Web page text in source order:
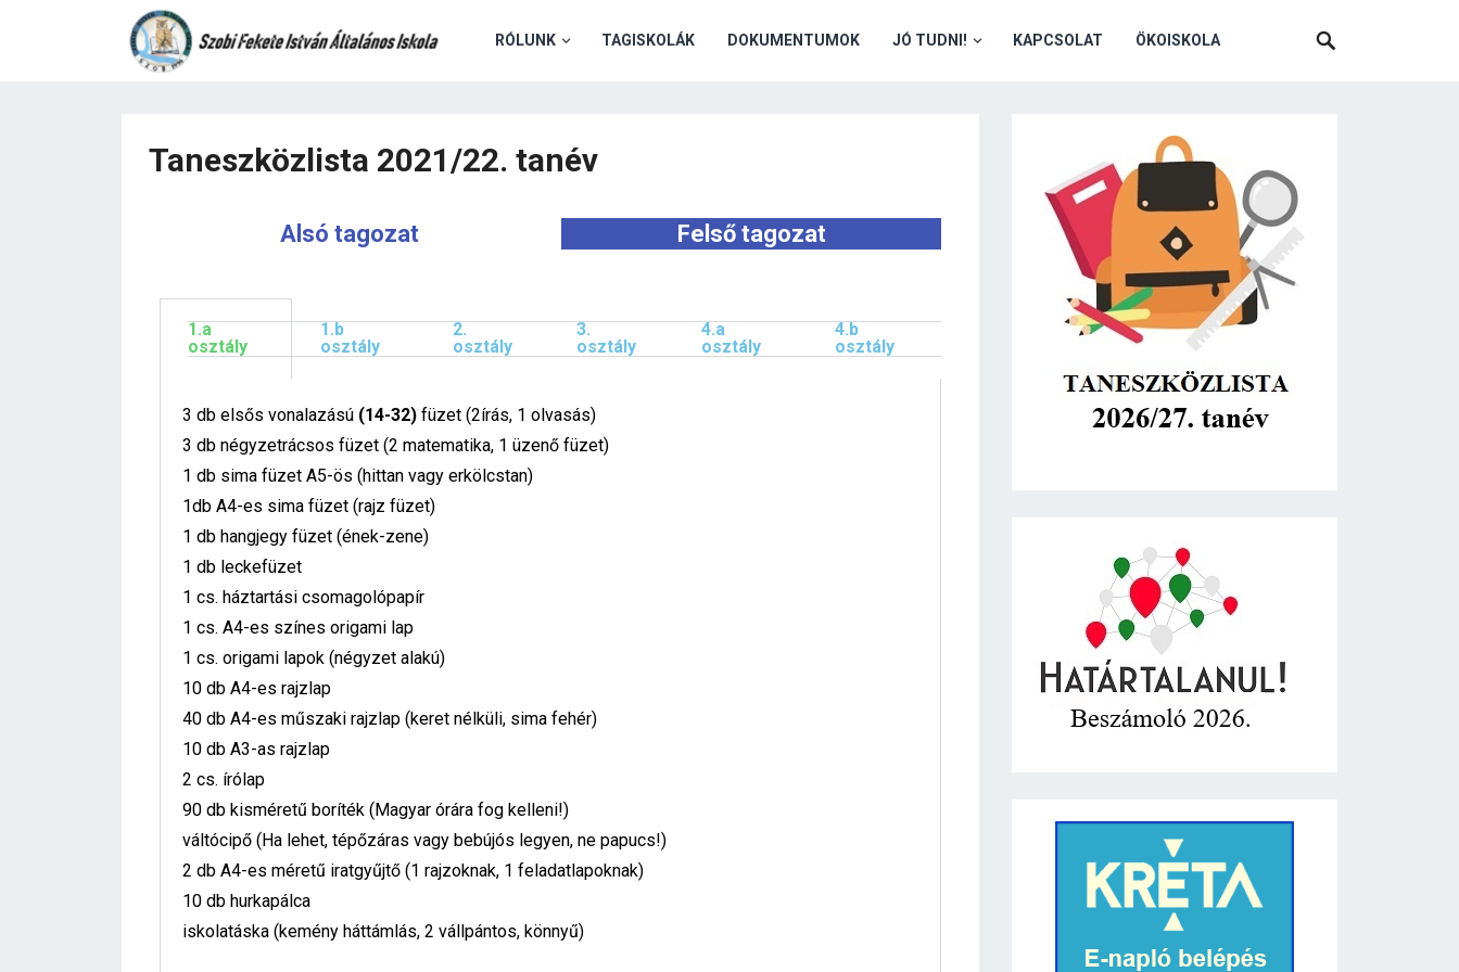
RÓLUNK TAGISKOLÁK DOKUMENTUMOK JÓ TUDNI! KAPCSOLAT ÖKOISKOLA
Taneszközlista 2021/22. tanév
Alsó tagozat Felső tagozat
1.a
osztály
1.b
osztály
2.
osztály
3.
osztály
4.a
osztály
4.b
osztály
3 db elsős vonalazású (14-32) füzet (2írás, 1 olvasás)
3 db négyzetrácsos füzet (2 matematika, 1 üzenő füzet)
1 db sima füzet A5-ös (hittan vagy erkölcstan)
1db A4-es sima füzet (rajz füzet)
1 db hangjegy füzet (ének-zene)
1 db leckefüzet
1 cs. háztartási csomagolópapír
1 cs. A4-es színes origami lap
1 cs. origami lapok (négyzet alakú)
10 db A4-es rajzlap
40 db A4-es műszaki rajzlap (keret nélküli, sima fehér)
10 db A3-as rajzlap
2 cs. írólap
90 db kisméretű boríték (Magyar órára fog kelleni!)
váltócipő (Ha lehet, tépőzáras vagy bebújós legyen, ne papucs!)
2 db A4-es méretű iratgyűjtő (1 rajzoknak, 1 feladatlapoknak)
10 db hurkapálca
iskolatáska (kemény háttámlás, 2 vállpántos, könnyű)